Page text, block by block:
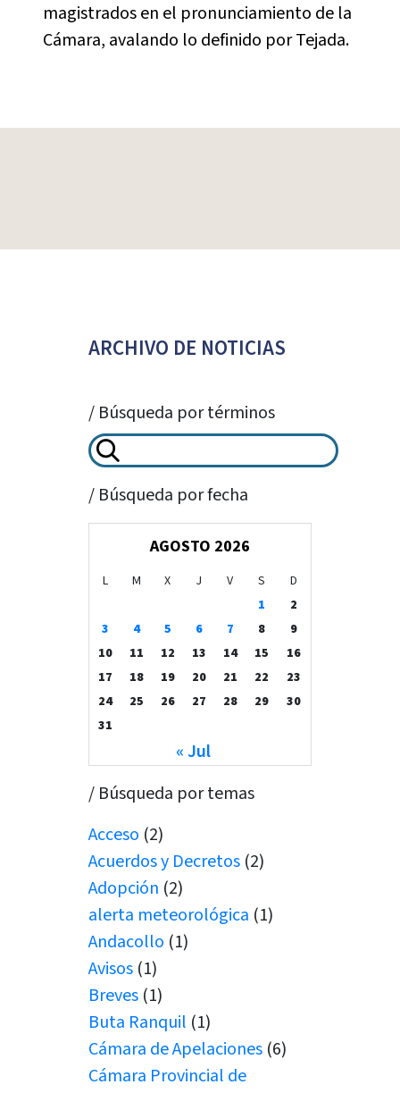
magistrados en el pronunciamiento de la
Cámara, avalando lo definido por Tejada.
ARCHIVO DE NOTICIAS
/ Búsqueda por términos
/ Búsqueda por fecha
AGOSTO 2026
L M X J V S
D
1
2
3
4 5 6 7 8
9
10
11 12 13 14 15
16
17
18 19 20 21 22
23
24
25 26 27 28 29
30
31
« Jul
/ Búsqueda por temas
Acceso (2)
Acuerdos y Decretos (2)
Adopción (2)
alerta meteorológica (1)
Andacollo (1)
Avisos (1)
Breves (1)
Buta Ranquil (1)
Cámara de Apelaciones (6)
Cámara Provincial de